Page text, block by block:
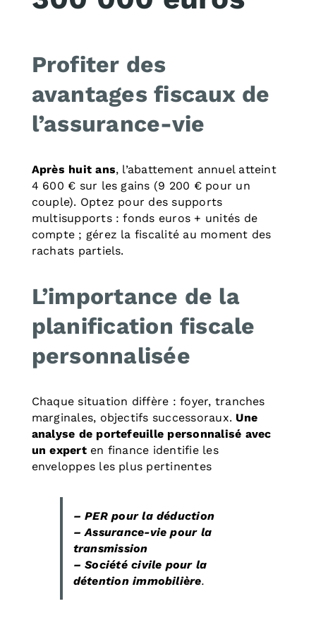
Profiter des
avantages fiscaux de
l’assurance-vie
Après huit ans, l’abattement annuel atteint
4 600 € sur les gains (9 200 € pour un
couple). Optez pour des supports
multisupports : fonds euros + unités de
compte ; gérez la fiscalité au moment des
rachats partiels.
L’importance de la
planification fiscale
personnalisée
Chaque situation diffère : foyer, tranches
marginales, objectifs successoraux. Une
analyse de portefeuille personnalisé avec
un experten finance identifie les
enveloppes les plus pertinentes
– PER pour la déduction
– Assurance-vie pour la
transmission
– Société civile pour la
détention immobilière.